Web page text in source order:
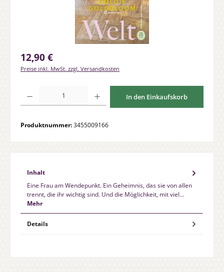
Regulärer Preis:
12,90 €
Preise inkl. MwSt. zzgl. Versandkosten
In den Einkaufskorb
Produktnummer:3455009166
Inhalt
Eine Frau am Wendepunkt. Ein Geheimnis, das sie von allen
trennt, die ihr wichtig sind. Und die Möglichkeit, mit viel…
Mehr
Details